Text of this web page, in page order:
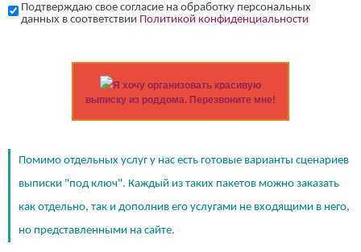
Подтверждаю свое согласие на обработку персональных
данных в соответствии Политикой конфиденциальности
Я хочу организовать красивую
выписку из роддома. Перезвоните мне!
Помимо отдельных услуг у нас есть готовые варианты сценариев
выписки "под ключ". Каждый из таких пакетов можно заказать
как отдельно, так и дополнив его услугами не входящими в него,
но представленными на сайте.